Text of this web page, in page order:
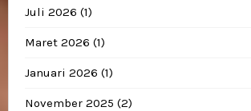
Juli 2026 (1)
Maret 2026 (1)
Januari 2026 (1)
November 2025 (2)